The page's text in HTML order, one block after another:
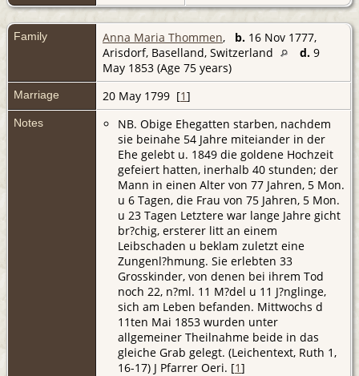
Family Anna Maria Thommen, b. 16 Nov 1777,
Arisdorf, Baselland, Switzerland
d. 9
May 1853 (Age 75 years)
Marriage 20 May 1799 [1]
Notes
NB. Obige Ehegatten starben, nachdem
sie beinahe 54 Jahre miteiander in der
Ehe gelebt u. 1849 die goldene Hochzeit
gefeiert hatten, inerhalb 40 stunden; der
Mann in einen Alter von 77 Jahren, 5 Mon.
u 6 Tagen, die Frau von 75 Jahren, 5 Mon.
u 23 Tagen Letztere war lange Jahre gicht
br?chig, ersterer litt an einem
Leibschaden u beklam zuletzt eine
Zungenl?hmung. Sie erlebten 33
Grosskinder, von denen bei ihrem Tod
noch 22, n?ml. 11 M?del u 11 J?nglinge,
sich am Leben befanden. Mittwochs d
11ten Mai 1853 wurden unter
allgemeiner Theilnahme beide in das
gleiche Grab gelegt. (Leichentext, Ruth 1,
16-17) J Pfarrer Oeri. [1]